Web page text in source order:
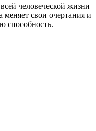
человеческой жизни
меняет свои очертания и
способность.